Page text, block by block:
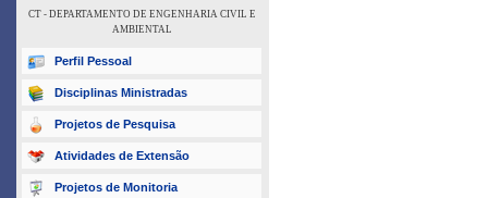
CT - DEPARTAMENTO DE ENGENHARIA CIVIL E
AMBIENTAL
Perfil Pessoal
Disciplinas Ministradas
Projetos de Pesquisa
Atividades de Extensão
Projetos de Monitoria